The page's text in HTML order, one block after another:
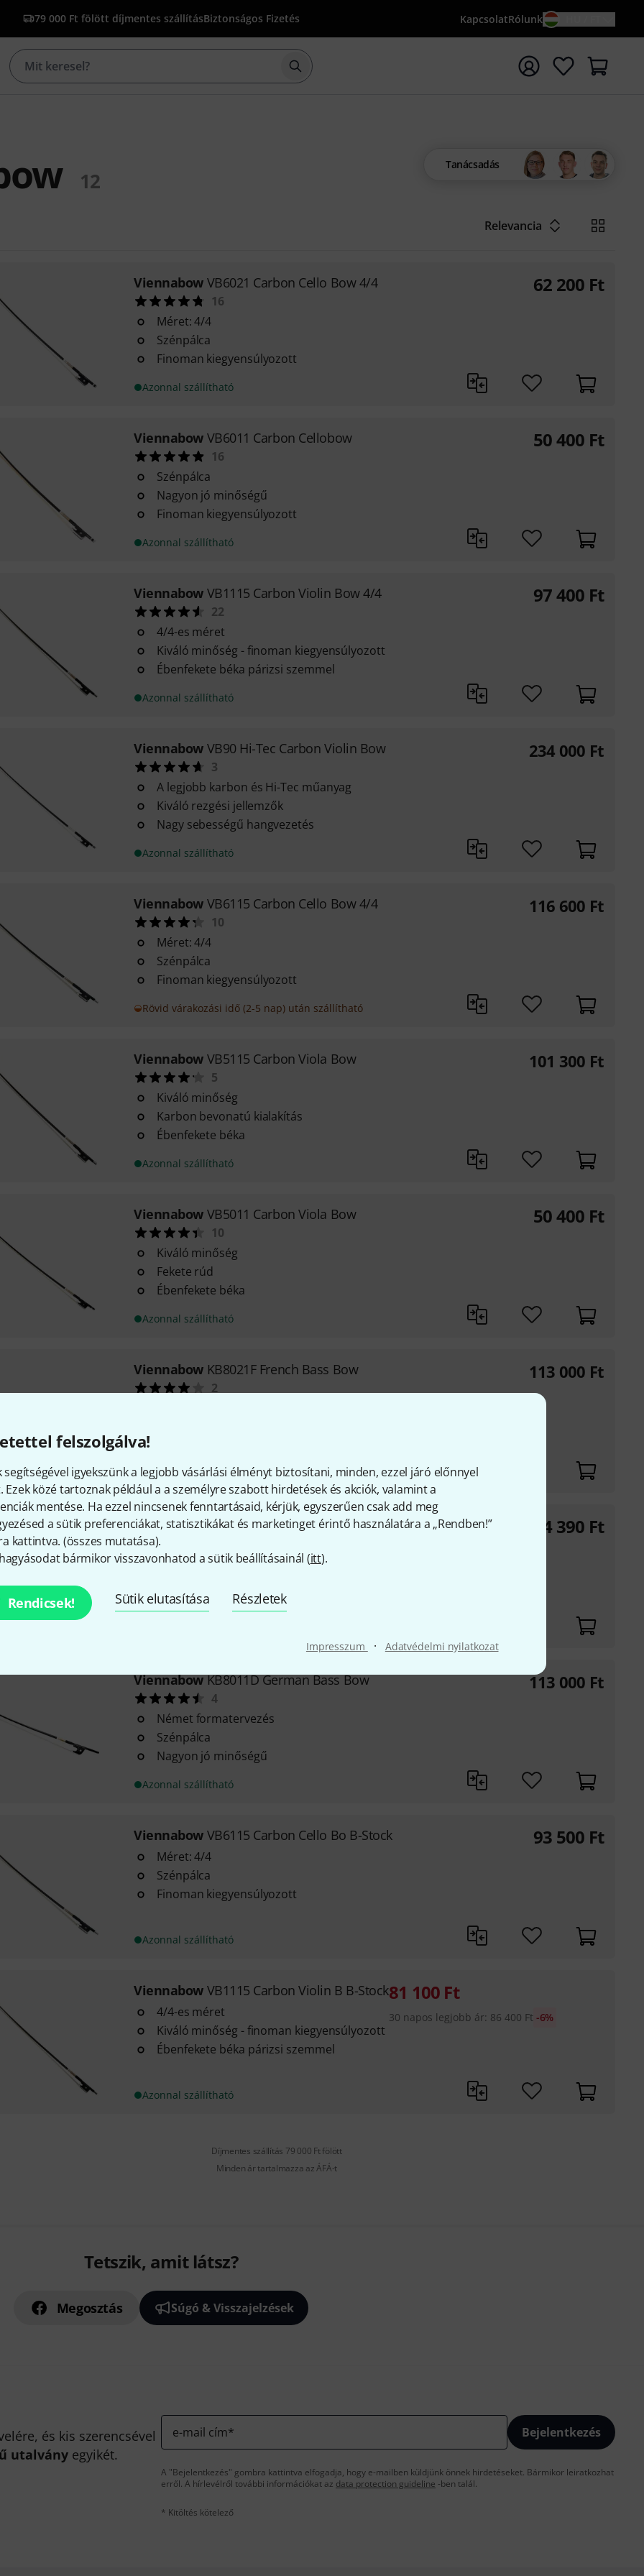
felszolgálva!
segítségével igyekszünk a legjobb vásárlási élményt biztosítani, minden, ezzel járó előnnyel
Ezek közé tartoznak például a a személyre szabott hirdetések és akciók, valamint a
mentése. Ha ezzel nincsenek fenntartásaid, kérjük, egyszerűen csak add meg
a sütik preferenciákat, statisztikákat és marketinget érintő használatára a „Rendben!”
kattintva. (összes mutatása).
bármikor visszavonhatod a sütik beállításainál (itt).
Rendicsek! Sütik elutasítása Részletek
Impresszum · Adatvédelmi nyilatkozat
79 000 Ft fölött díjmentes szállításBiztonságos Fizetés KapcsolatRólunk
Keresés indítása {searchTerm} keresőszóval
12
Tanácsadás
Relevancia
Viennabow VB6021 Carbon Cello Bow 4/4
16
Méret: 4/4
Szénpálca
Finoman kiegyensúlyozott
Azonnal szállítható
62 200 Ft
Viennabow VB6011 Carbon Cellobow
16
Szénpálca
Nagyon jó minőségű
Finoman kiegyensúlyozott
Azonnal szállítható
50 400 Ft
Viennabow VB1115 Carbon Violin Bow 4/4
22
4/4-es méret
Kiváló minőség - finoman kiegyensúlyozott
Ébenfekete béka párizsi szemmel
Azonnal szállítható
97 400 Ft
Viennabow VB90 Hi-Tec Carbon Violin Bow
3
A legjobb karbon és Hi-Tec műanyag
Kiváló rezgési jellemzők
Nagy sebességű hangvezetés
Azonnal szállítható
234 000 Ft
Viennabow VB6115 Carbon Cello Bow 4/4
10
Méret: 4/4
Szénpálca
Finoman kiegyensúlyozott
Rövid várakozási idő (2-5 nap) után szállítható
116 600 Ft
Viennabow VB5115 Carbon Viola Bow
5
Kiváló minőség
Karbon bevonatú kialakítás
Ébenfekete béka
Azonnal szállítható
101 300 Ft
Viennabow VB5011 Carbon Viola Bow
10
Kiváló minőség
Fekete rúd
Ébenfekete béka
Azonnal szállítható
50 400 Ft
Viennabow KB8021F French Bass Bow
2
Azonnal szállítható
113 000 Ft
Viennabow VB1021 Carbon Violin Bow 4/4
4/4-es méret
Ébenfekete béka párizsi szemmel
54 390 Ft
ViennabowKB8011D German Bass Bow
4
Német formatervezés
Szénpálca
Nagyon jó minőségű
Azonnal szállítható
113 000 Ft
Viennabow VB6115 Carbon Cello Bo B-Stock
Méret: 4/4
Szénpálca
Finoman kiegyensúlyozott
Azonnal szállítható
93 500 Ft
Viennabow VB1115 Carbon Violin B B-Stock
4/4-es méret
Kiváló minőség - finoman kiegyensúlyozott
Ébenfekete béka párizsi szemmel
Azonnal szállítható
81 100 Ft
30 napos legjobb ár: 86 400 Ft -6%
Díjmentes szállítás 79 000 Ft fölött
Minden ár tartalmazza az ÁFÁ-t
Tetszik, amit látsz?
Megosztás Súgó & Visszajelzések
és kis szerencsével
utalvány egyikét.
e-mail cím* Bejelentkezés
A "Bejelentkezés" gombra kattintva elfogadja, hogy e-mailben küldjünk önnek hirdetéseket. Bármikor leiratkozhat
erről. A hírlevélről további információkat az data protection guideline -ben talál.
* Kitöltés kötelező